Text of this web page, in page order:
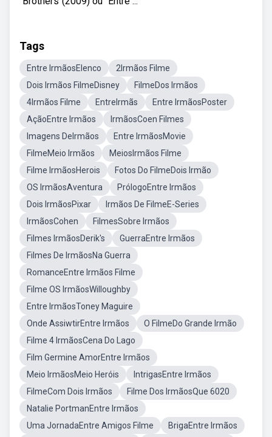
Tags
Entre IrmãosElenco
2Irmãos Filme
Dois Irmãos FilmeDisney
FilmeDos Irmãos
4Irmãos Filme
EntreIrmãs
Entre IrmãosPoster
AçãoEntre Irmãos
IrmãosCoen Filmes
Imagens DeIrmãos
Entre IrmãosMovie
FilmeMeio Irmãos
MeiosIrmãos Filme
Filme IrmãosHerois
Fotos Do FilmeDois Irmão
OS IrmãosAventura
PrólogoEntre Irmãos
Dois IrmãosPixar
Irmãos De FilmeE-Series
IrmãosCohen
FilmesSobre Irmãos
Filmes IrmãosDerik's
GuerraEntre Irmãos
Filmes De IrmãosNa Guerra
RomanceEntre Irmãos Filme
Filme OS IrmãosWilloughby
Entre IrmãosToney Maguire
Onde AssiwtirEntre Irmãos
O FilmeDo Grande Irmão
Filme 4 IrmãosCena Do Lago
Film Germine AmorEntre Irmãos
Meio IrmãosMeio Heróis
IntrigasEntre Irmãos
FilmeCom Dois Irmãos
Filme Dos IrmãosQue 6020
Natalie PortmanEntre Irmãos
Uma JornadaEntre Amigos Filme
BrigaEntre Irmãos